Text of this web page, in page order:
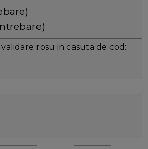
rosu in casuta de cod: